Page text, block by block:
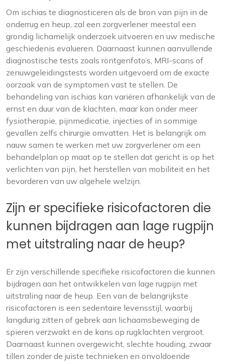
Om ischias te diagnosticeren als de bron van pijn in de
onderrug en heup, zal een zorgverlener meestal een
grondig lichamelijk onderzoek uitvoeren en uw medische
geschiedenis evalueren. Daarnaast kunnen aanvullende
diagnostische tests zoals röntgenfoto’s, MRI-scans of
zenuwgeleidingstests worden uitgevoerd om de exacte
oorzaak van de symptomen vast te stellen. De
behandeling van ischias kan variëren afhankelijk van de
ernst en duur van de klachten, maar kan onder meer
fysiotherapie, pijnmedicatie, injecties of in sommige
gevallen zelfs chirurgie omvatten. Het is belangrijk om
nauw samen te werken met uw zorgverlener om een
behandelplan op maat op te stellen dat gericht is op het
verlichten van pijn, het herstellen van mobiliteit en het
bevorderen van uw algehele welzijn.
Zijn er specifieke risicofactoren die
kunnen bijdragen aan lage rugpijn
met uitstraling naar de heup?
Er zijn verschillende specifieke risicofactoren die kunnen
bijdragen aan het ontwikkelen van lage rugpijn met
uitstraling naar de heup. Een van de belangrijkste
risicofactoren is een sedentaire levensstijl, waarbij
langdurig zitten of gebrek aan lichaamsbeweging de
spieren verzwakt en de kans op rugklachten vergroot.
Daarnaast kunnen overgewicht, slechte houding, zwaar
tillen zonder de juiste technieken en onvoldoende